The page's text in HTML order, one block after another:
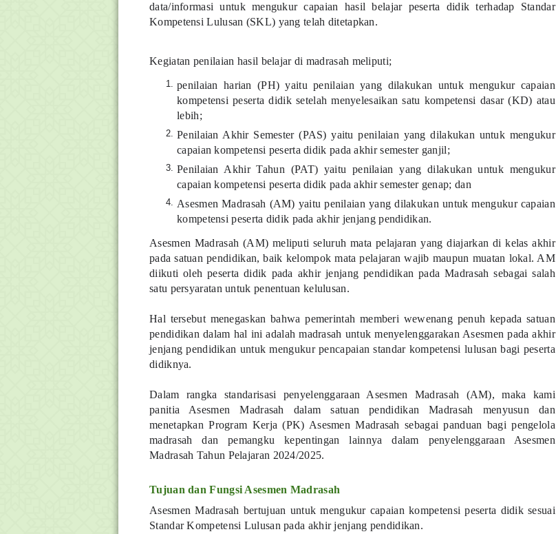
data/informasi untuk mengukur capaian hasil belajar peserta didik terhadap Standar
Kompetensi Lulusan (SKL) yang telah ditetapkan.
Kegiatan penilaian hasil belajar di madrasah meliputi;
penilaian harian (PH) yaitu penilaian yang dilakukan untuk mengukur capaian
kompetensi peserta didik setelah menyelesaikan satu kompetensi dasar (KD) atau
lebih;
Penilaian Akhir Semester (PAS) yaitu penilaian yang dilakukan untuk mengukur
capaian kompetensi peserta didik pada akhir semester ganjil;
Penilaian Akhir Tahun (PAT) yaitu penilaian yang dilakukan untuk mengukur
capaian kompetensi peserta didik pada akhir semester genap; dan
Asesmen Madrasah (AM) yaitu penilaian yang dilakukan untuk mengukur capaian
kompetensi peserta didik pada akhir jenjang pendidikan.
Asesmen Madrasah (AM) meliputi seluruh mata pelajaran yang diajarkan di kelas akhir
pada satuan pendidikan, baik kelompok mata pelajaran wajib maupun muatan lokal. AM
diikuti oleh peserta didik pada akhir jenjang pendidikan pada Madrasah sebagai salah
satu persyaratan untuk penentuan kelulusan.
Hal tersebut menegaskan bahwa pemerintah memberi wewenang penuh kepada satuan
pendidikan dalam hal ini adalah madrasah untuk menyelenggarakan Asesmen pada akhir
jenjang pendidikan untuk mengukur pencapaian standar kompetensi lulusan bagi peserta
didiknya.
Dalam rangka standarisasi penyelenggaraan Asesmen Madrasah (AM), maka kami
panitia Asesmen Madrasah dalam satuan pendidikan Madrasah menyusun dan
menetapkan Program Kerja (PK) Asesmen Madrasah sebagai panduan bagi pengelola
madrasah dan pemangku kepentingan lainnya dalam penyelenggaraan Asesmen
Madrasah Tahun Pelajaran 2024/2025.
Tujuan dan Fungsi Asesmen Madrasah
Asesmen Madrasah bertujuan untuk mengukur capaian kompetensi peserta didik sesuai
Standar Kompetensi Lulusan pada akhir jenjang pendidikan.